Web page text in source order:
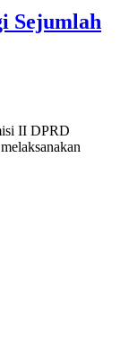
Sejumlah
II DPRD